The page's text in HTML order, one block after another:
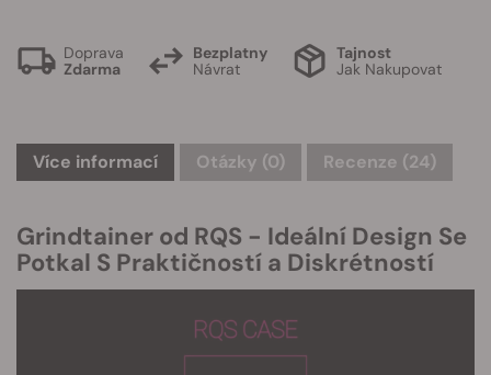
Doprava
Zdarma
Bezplatny
Návrat
Tajnost
Jak Nakupovat
Více informací Otázky (0) Recenze (24)
Grindtainer od RQS - Ideální Design Se
Potkal S Praktičností a Diskrétností